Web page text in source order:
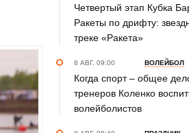
Четвертый этап Кубка
Ракеты по дрифту:
треке «Ракета»
8 АВГ. 09:00 ВОЛЕЙБОЛ
Когда спорт – общее
тренеров Коленко
волейболистов